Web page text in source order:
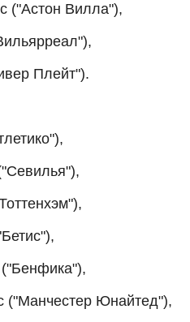
("Астон Вилла"),
Плейт").
("Манчестер Юнайтед"),